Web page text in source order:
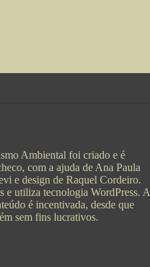
Ambiental foi criado e é
com a ajuda de Ana Paula
e design de Raquel Cordeiro.
e utiliza tecnologia WordPress. A
é incentivada, desde que
sem fins lucrativos.